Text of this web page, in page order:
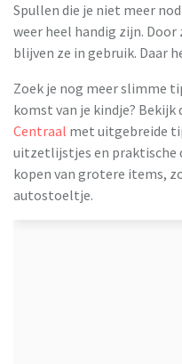
Spullen die je niet meer
weer heel handig zijn.
blijven ze in gebruik. Daar
Zoek je nog meer slimme
komst van je kindje? Bekijk
Centraal met uitgebreide
uitzetlijstjes en praktische
kopen van grotere items,
autostoeltje.